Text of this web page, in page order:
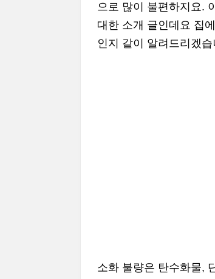
으로 많이 불편하지요.
대한 소개 글인데요 집
인지 같이 알려드리겠습
소화 불량은 탄수화물,